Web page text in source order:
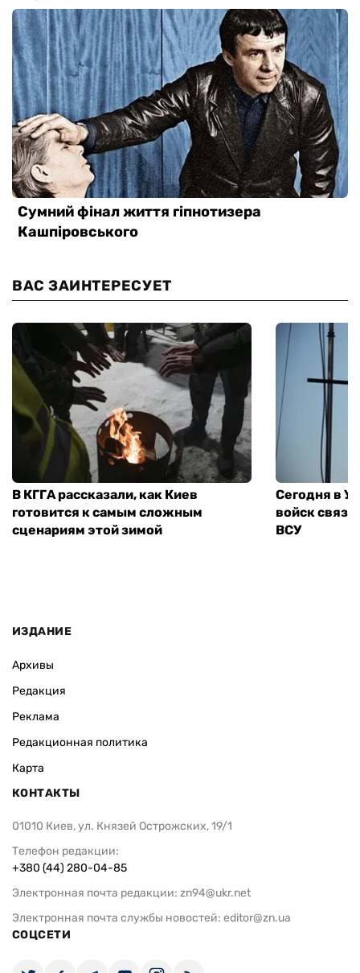
ВАС ЗАИНТЕРЕСУЕТ
В КГГА рассказали, как Киев
готовится к самым сложным
сценариям этой зимой
Сегодня в
войск
ВСУ
ИЗДАНИЕ
Архивы
Редакция
Реклама
Редакционная политика
Карта
КОНТАКТЫ
01010 Киев, ул. Князей Острожских, 19/1
Телефон редакции:
+380 (44) 280-04-85
Электронная почта редакции: zn94@ukr.net
Электронная почта службы новостей: editor@zn.ua
СОЦСЕТИ